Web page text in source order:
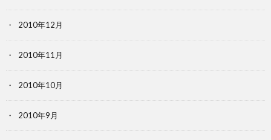
2010年12月
2010年11月
2010年10月
2010年9月